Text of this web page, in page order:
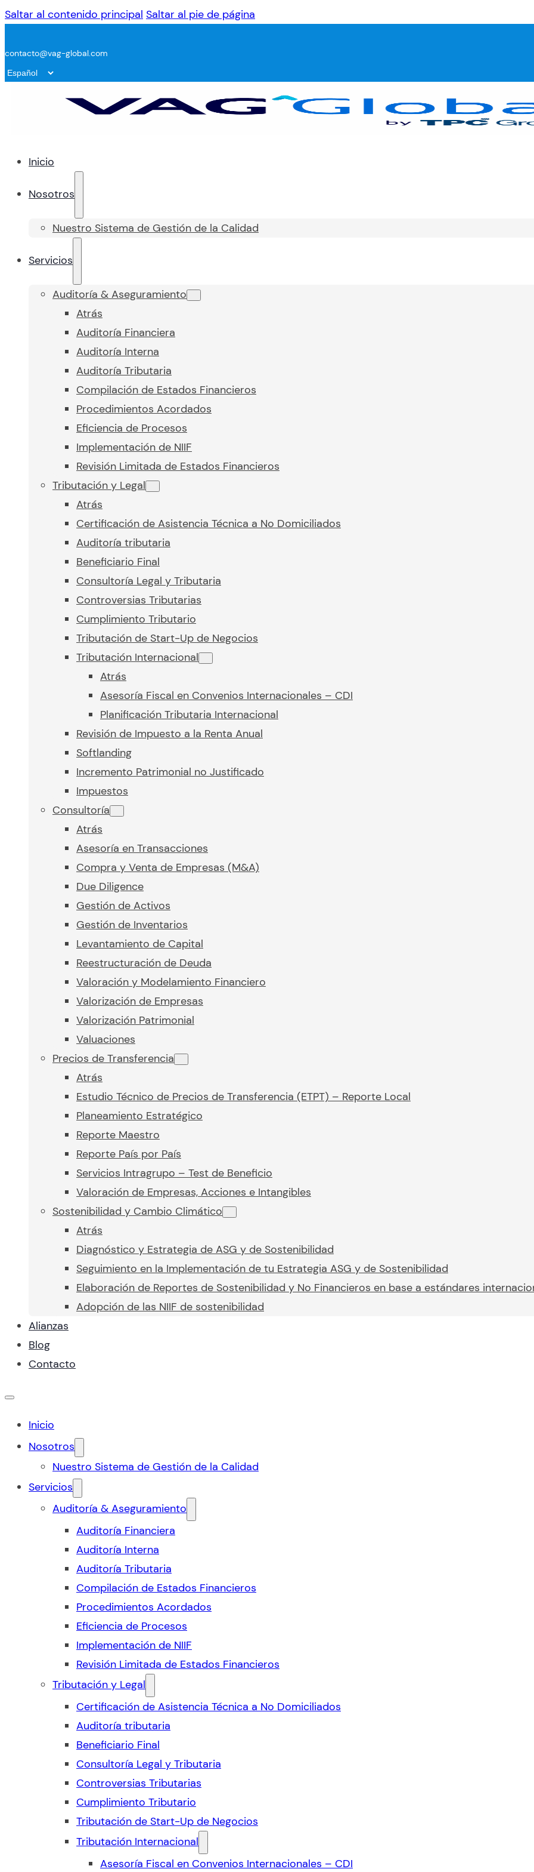
Saltar al contenido principal Saltar al pie de página
contacto@vag-global.com
Inicio
Nosotros
Nuestro Sistema de Gestión de la Calidad
Servicios
Auditoría & Aseguramiento
Atrás
Auditoría Financiera
Auditoría Interna
Auditoría Tributaria
Compilación de Estados Financieros
Procedimientos Acordados
Eficiencia de Procesos
Implementación de NIIF
Revisión Limitada de Estados Financieros
Tributación y Legal
Atrás
Certificación de Asistencia Técnica a No Domiciliados
Auditoría tributaria
Beneficiario Final
Consultoría Legal y Tributaria
Controversias Tributarias
Cumplimiento Tributario
Tributación de Start-Up de Negocios
Tributación Internacional
Atrás
Asesoría Fiscal en Convenios Internacionales – CDI
Planificación Tributaria Internacional
Revisión de Impuesto a la Renta Anual
Softlanding
Incremento Patrimonial no Justificado
Impuestos
Consultoría
Atrás
Asesoría en Transacciones
Compra y Venta de Empresas (M&A)
Due Diligence
Gestión de Activos
Gestión de Inventarios
Levantamiento de Capital
Reestructuración de Deuda
Valoración y Modelamiento Financiero
Valorización de Empresas
Valorización Patrimonial
Valuaciones
Precios de Transferencia
Atrás
Estudio Técnico de Precios de Transferencia (ETPT) – Reporte Local
Planeamiento Estratégico
Reporte Maestro
Reporte País por País
Servicios Intragrupo – Test de Beneficio
Valoración de Empresas, Acciones e Intangibles
Sostenibilidad y Cambio Climático
Atrás
Diagnóstico y Estrategia de ASG y de Sostenibilidad
Seguimiento en la Implementación de tu Estrategia ASG y de Sostenibilidad
Elaboración de Reportes de Sostenibilidad y No Financieros en base a estándares
Adopción de las NIIF de sostenibilidad
Alianzas
Blog
Contacto
Inicio
Nosotros
Nuestro Sistema de Gestión de la Calidad
Servicios
Auditoría & Aseguramiento
Auditoría Financiera
Auditoría Interna
Auditoría Tributaria
Compilación de Estados Financieros
Procedimientos Acordados
Eficiencia de Procesos
Implementación de NIIF
Revisión Limitada de Estados Financieros
Tributación y Legal
Certificación de Asistencia Técnica a No Domiciliados
Auditoría tributaria
Beneficiario Final
Consultoría Legal y Tributaria
Controversias Tributarias
Cumplimiento Tributario
Tributación de Start-Up de Negocios
Tributación Internacional
Asesoría Fiscal en Convenios Internacionales – CDI